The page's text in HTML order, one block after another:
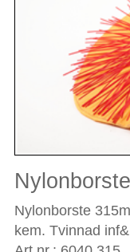
Nylonborste
kem. Tvinnad